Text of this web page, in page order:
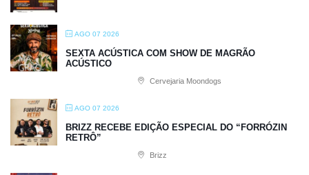
AGO 07 2026
SEXTA ACÚSTICA COM SHOW DE MAGRÃO
ACÚSTICO
Cervejaria Moondogs
AGO 07 2026
BRIZZ RECEBE EDIÇÃO ESPECIAL DO “FORRÓZIN
RETRÔ”
Brizz